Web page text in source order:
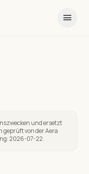
menu
und ersetzt
von der Aera
2026-07-22.